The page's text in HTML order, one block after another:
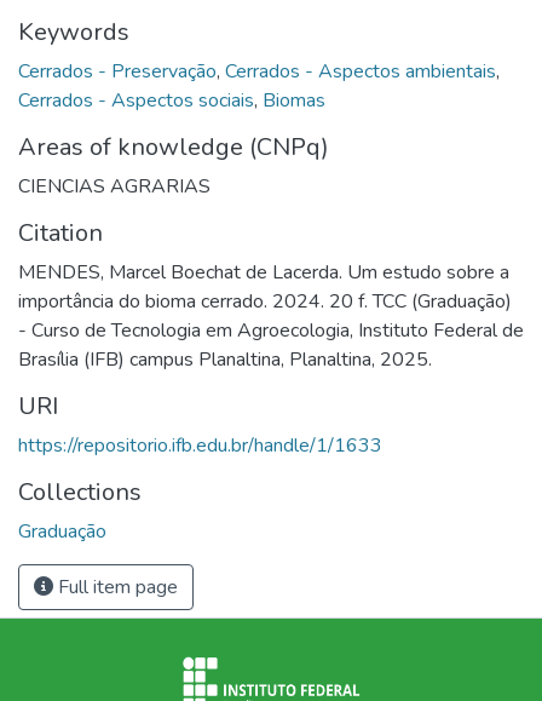
Keywords
Cerrados - Preservação, Cerrados - Aspectos ambientais,
Cerrados - Aspectos sociais, Biomas
Areas of knowledge (CNPq)
CIENCIAS AGRARIAS
Citation
MENDES, Marcel Boechat de Lacerda. Um estudo sobre a
importância do bioma cerrado. 2024. 20 f. TCC (Graduação)
- Curso de Tecnologia em Agroecologia, Instituto Federal de
Brasília (IFB) campus Planaltina, Planaltina, 2025.
URI
https://repositorio.ifb.edu.br/handle/1/1633
Collections
Graduação
Full item page